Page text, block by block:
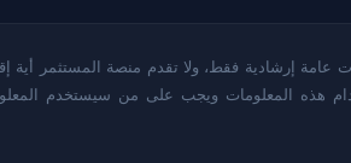
عامة إرشادية فقط، ولا تقدم منصة المستثمر
هذه المعلومات ويجب على من سيستخدم